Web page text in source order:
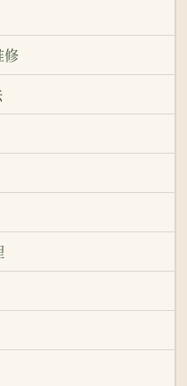
修